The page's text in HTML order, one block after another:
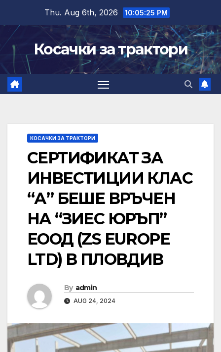
content
Thu. Aug 6th, 2026 10:05:26 PM
Косачки за трактори
КОСАЧКИ ЗА ТРАКТОРИ
СЕРТИФИКАТ ЗА
ИНВЕСТИЦИИ КЛАС
“А” БЕШЕ ВРЪЧЕН
НА “ЗИЕС ЮРЪП”
ЕООД (ZS EUROPE
LTD) В ПЛОВДИВ
By admin
AUG 24, 2024